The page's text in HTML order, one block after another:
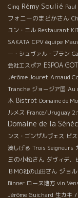
Cinq Rémy Soulié Paul
フォニーのまどかさん
ユン・ニル Restaurant
SAKATA CPV équipe
ー・シュヴァル・ブラン
会社エスポア ESPOA
Jérôme Jouret Arnaud
Tranche ジョージア国 Au
木 Bistrot Domaine de
ルメス France/Uruguay
Domaine de la
ンス・ゴンザルヴェス ビ
湊しげる Trois Seigneurs
ミの小松さん ダヴィデ、
ＢＭО社の山田さん ジョ
Binner ローヌ地方 vin
Jérôme Guichard 生カキ